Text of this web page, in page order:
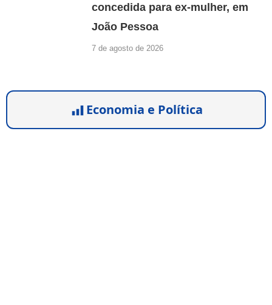
concedida para ex-mulher, em
João Pessoa
7 de agosto de 2026
Economia e Política